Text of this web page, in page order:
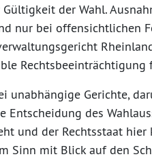
der Wahl.
nur bei offensichtlichen
Rechtsbeeinträchtigung
unabhängige Gerichte,
Entscheidung des
und der Rechtsstaat
Sinn mit Blick auf den